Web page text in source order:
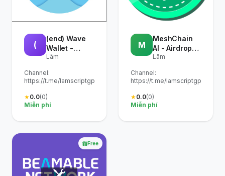
(
(end) Wave
Wallet -
Airdrop $WAV
Web)
Lâm
Channel:
https://t.me/lamscriptgpm
★0.0(0)
Miễn phí
M
MeshChain
AI - Airdrop
(Mini App)
Lâm
Channel:
https://t.me/lamscriptgpm
★0.0(0)
Miễn phí
Free